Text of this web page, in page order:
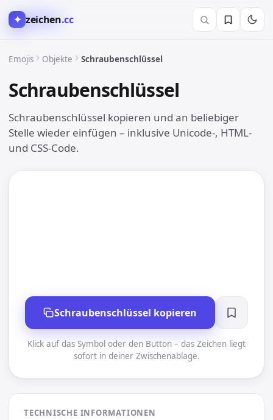
✦ zeichen.cc
Emojis Objekte Schraubenschlüssel
Schraubenschlüssel
Schraubenschlüssel kopieren und an beliebiger
Stelle wieder einfügen – inklusive Unicode-, HTML-
und CSS-Code.
💡 Objekte
Schraubenschlüssel kopieren
Klick auf das Symbol oder den Button – das Zeichen liegt
sofort in deiner Zwischenablage.
TECHNISCHE INFORMATIONEN